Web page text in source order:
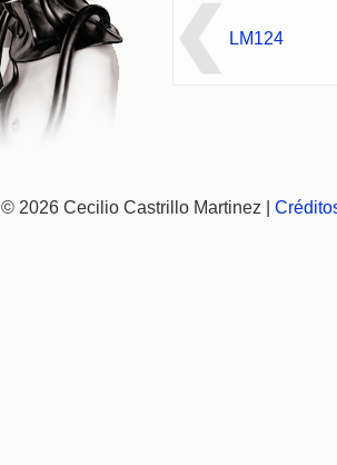
LM124
© 2026 Cecilio Castrillo Martinez |